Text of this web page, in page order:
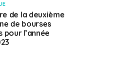
de la deuxième
de bourses
pour l’année